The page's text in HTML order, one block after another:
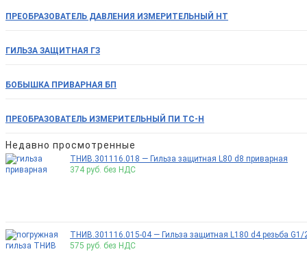
ПРЕОБРАЗОВАТЕЛЬ ДАВЛЕНИЯ ИЗМЕРИТЕЛЬНЫЙ НТ
ГИЛЬЗА ЗАЩИТНАЯ ГЗ
БОБЫШКА ПРИВАРНАЯ БП
ПРЕОБРАЗОВАТЕЛЬ ИЗМЕРИТЕЛЬНЫЙ ПИ ТС-Н
Недавно просмотренные
ТНИВ.301116.018 — Гильза защитная L80 d8 приварная
374 руб. без НДС
ТНИВ.301116.015-04 — Гильза защитная L180 d4 резьба G1/
575 руб. без НДС